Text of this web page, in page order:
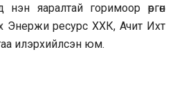
яаралтай горимоор өргөн
Энержи ресурс ХХК, Ачит Ихт
илэрхийлсэн юм.